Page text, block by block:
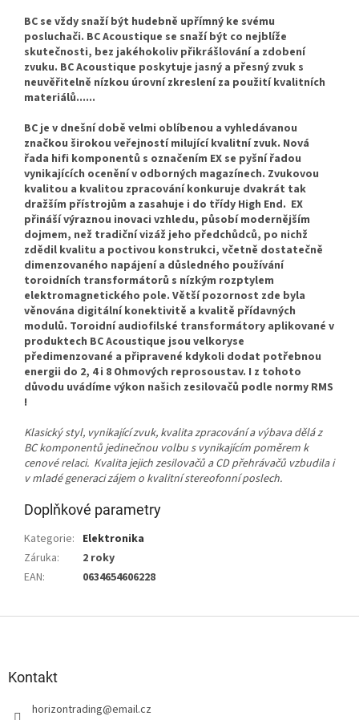
BC se vždy snaží být hudebně upřímný ke svému
posluchači. BC Acoustique se snaží být co nejblíže
skutečnosti, bez jakéhokoliv přikrášlování a zdobení
zvuku. BC Acoustique poskytuje jasný a přesný zvuk s
neuvěřitelně nízkou úrovní zkreslení za použití kvalitních
materiálů......
BC je v dnešní době velmi oblíbenou a vyhledávanou
značkou širokou veřejností milující kvalitní zvuk. Nová
řada hifi komponentů s označením EX se pyšní řadou
vynikajících ocenění v odborných magazínech. Zvukovou
kvalitou a kvalitou zpracování konkuruje dvakrát tak
dražším přístrojům a zasahuje i do třídy High End. EX
přináší výraznou inovaci vzhledu, působí modernějším
dojmem, než tradiční vizáž jeho předchůdců, po nichž
zdědil kvalitu a poctivou konstrukci, včetně dostatečně
dimenzovaného napájení a důsledného používání
toroidních transformátorů s nízkým rozptylem
elektromagnetického pole. Větší pozornost zde byla
věnována digitální konektivitě a kvalitě přídavných
modulů. Toroidní audiofilské transformátory aplikované v
produktech BC Acoustique jsou velkoryse
předimenzované a připravené kdykoli dodat potřebnou
energii do 2, 4 i 8 Ohmových reprosoustav. I z tohoto
důvodu uvádíme výkon našich zesilovačů podle normy RMS
!
Klasický styl, vynikající zvuk, kvalita zpracování a výbava dělá z
BC komponentů jedinečnou volbu s vynikajícím poměrem k
cenové relaci. Kvalita jejich zesilovačů a CD přehrávačů vzbudila i
v mladé generaci zájem o kvalitní stereofonní poslech.
Doplňkové parametry
Kategorie: Elektronika
Záruka:
2 roky
EAN: 0634654606228
Kontakt
horizontrading@email.cz